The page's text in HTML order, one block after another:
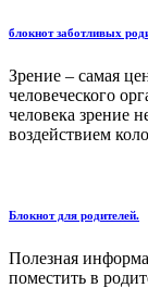
блокнот заботливых
Зрение – самая
человеческого
человека зрение
воздействием
Блокнот для родителей.
Полезная
поместить в